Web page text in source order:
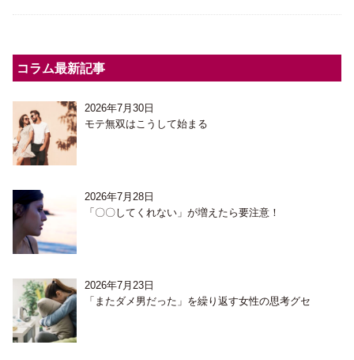
コラム最新記事
2026年7月30日
モテ無双はこうして始まる
2026年7月28日
「〇〇してくれない」が増えたら要注意！
2026年7月23日
「またダメ男だった」を繰り返す女性の思考グセ